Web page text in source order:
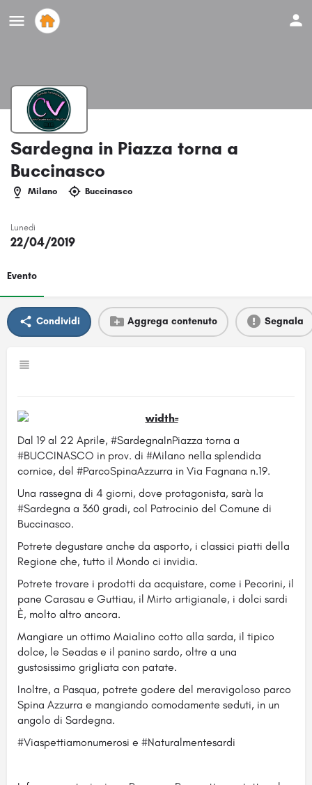
Sardegna in Piazza torna a
Buccinasco
Milano Buccinasco
Lunedi
22/04/2019
Evento
Condividi Aggrega contenuto Segnala
Dal 19 al 22 Aprile, #SardegnaInPiazza torna a
#BUCCINASCO in prov. di #Milano nella splendida
cornice, del #ParcoSpinaAzzurra in Via Fagnana n.19.
Una rassegna di 4 giorni, dove protagonista, sarà la
#Sardegna a 360 gradi, col Patrocinio del Comune di
Buccinasco.
Potrete degustare anche da asporto, i classici piatti della
Regione che, tutto il Mondo ci invidia.
Potrete trovare i prodotti da acquistare, come i Pecorini, il
pane Carasau e Guttiau, il Mirto artigianale, i dolci sardi
È, molto altro ancora.
Mangiare un ottimo Maialino cotto alla sarda, il tipico
dolce, le Seadas e il panino sardo, oltre a una
gustosissimo grigliata con patate.
Inoltre, a Pasqua, potrete godere del meravigoloso parco
Spina Azzurra e mangiando comodamente seduti, in un
angolo di Sardegna.
#Viaspettiamonumerosi e #Naturalmentesardi